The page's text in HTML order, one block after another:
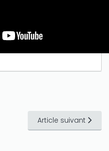
Article suivant